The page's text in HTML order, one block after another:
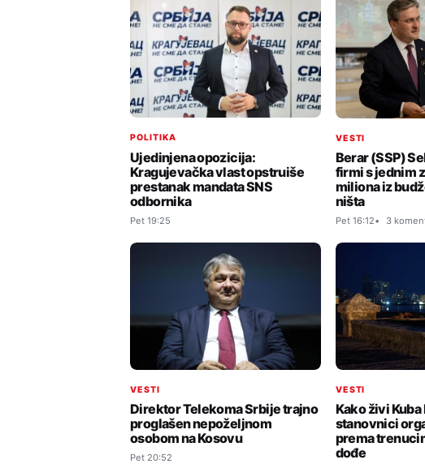
POLITIKA
Ujedinjena opozicija:
Kragujevačka vlast opstruiše
prestanak mandata SNS
odbornika
Pet 19:25
VESTI
Berar (SSP)
firmi s jednim
miliona iz
ništa
Pet 16:12 3
VESTI
Direktor Telekoma Srbije trajno
proglašen nepoželjnom
osobom na Kosovu
Pet 20:52
VESTI
Kako živi
stanovnici
prema
dođe